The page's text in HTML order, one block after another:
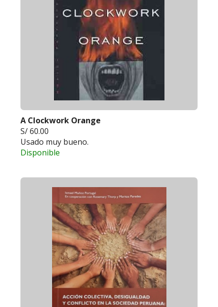
A Clockwork Orange
S/ 60.00
Usado muy bueno.
Disponible